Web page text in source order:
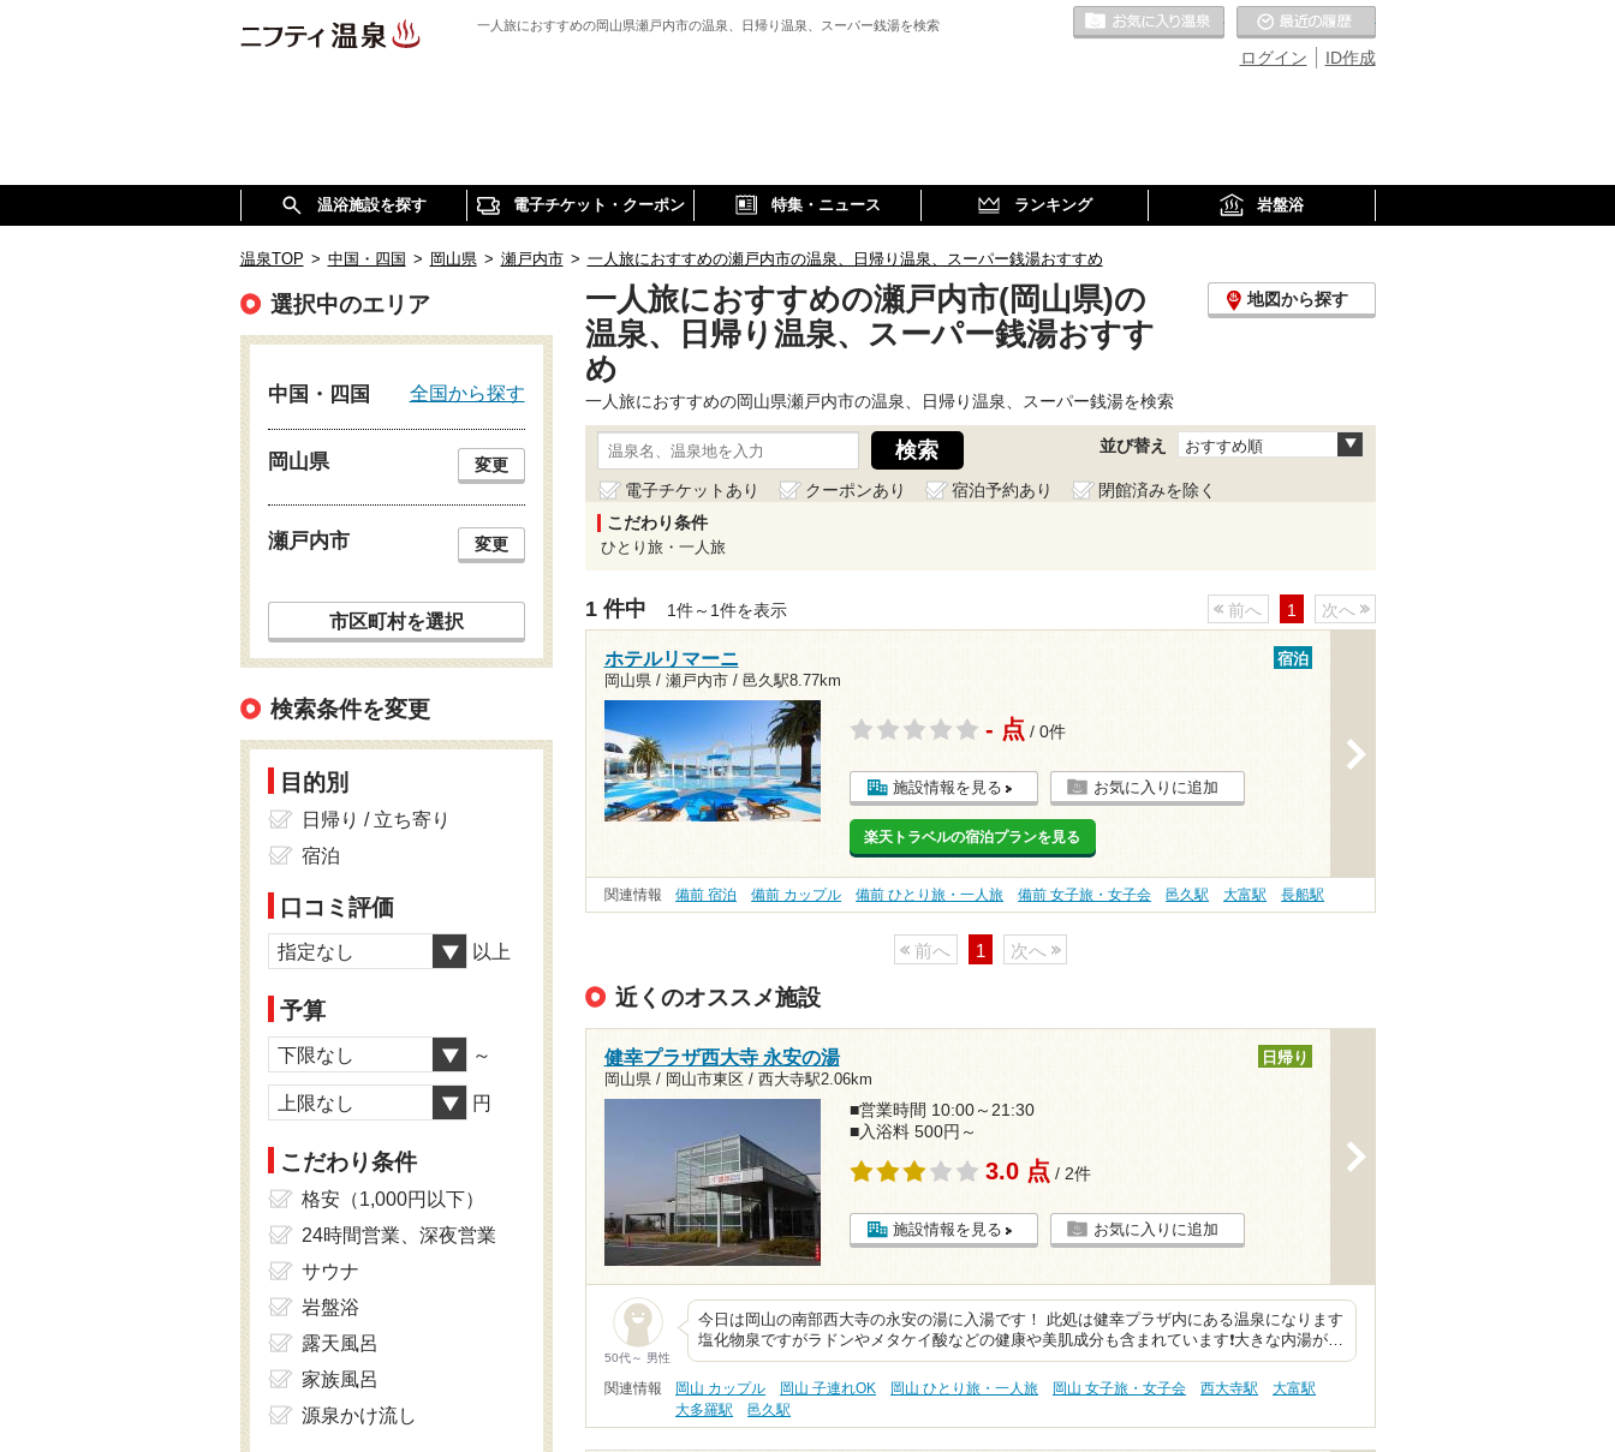
一人旅におすすめの岡山県瀬戸内市の温泉、日帰り温泉、スーパー銭湯を検索
ID作成
ログイン
お気に入りの温泉
温浴施設を探す 電子チケット・クーポン 特集・ニュース ランキング 岩盤浴
温泉TOP > 中国・四国 > 岡山県 > 瀬戸内市 > 一人旅におすすめの瀬戸内市の温泉、日帰り温泉、スーパー銭湯おすすめ
一人旅におすすめの瀬戸内市(岡山県)の
温泉、日帰り温泉、スーパー銭湯おすす
め
地図から探す
一人旅におすすめの岡山県瀬戸内市の温泉、日帰り温泉、スーパー銭湯を検索
並び替え おすすめ順
電子チケットあり クーポンあり 宿泊予約あり
閉館済みを除く
こだわり条件
ひとり旅・一人旅
1 件中 1件～1件を表示 前へ 1 次へ
ホテルリマーニ
岡山県 / 瀬戸内市 / 邑久駅8.77km
宿泊
- 点 / 0件
施設情報を見る お気に入りに追加
楽天トラベルの宿泊プランを見る
関連情報 備前 宿泊 備前 カップル 備前 ひとり旅・一人旅 備前 女子旅・女子会 邑久駅 大富駅 長船駅
前へ 1 次へ
近くのオススメ施設
健幸プラザ西大寺 永安の湯
岡山県 / 岡山市東区 / 西大寺駅2.06km
日帰り
■営業時間 10:00～21:30
■入浴料 500円～
3.0 点 / 2件
施設情報を見る お気に入りに追加
50代～ 男性
今日は岡山の南部西大寺の永安の湯に入湯です！ 此処は健幸プラザ内にある温泉になります
塩化物泉ですがラドンやメタケイ酸などの健康や美肌成分も含まれています❗大きな内湯が…
関連情報 岡山 カップル 岡山 子連れOK 岡山 ひとり旅・一人旅 岡山 女子旅・女子会 西大寺駅
大富駅
大多羅駅
邑久駅
選択中のエリア
中国・四国 全国から探す
岡山県 変更
瀬戸内市 変更
市区町村を選択
検索条件を変更
目的別
日帰り / 立ち寄り
宿泊
口コミ評価
指定なし 以上
予算
下限なし ～
上限なし 円
こだわり条件
格安（1,000円以下）
24時間営業、深夜営業
サウナ
岩盤浴
露天風呂
家族風呂
源泉かけ流し